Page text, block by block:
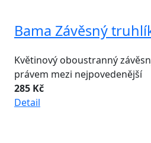
Bama Závěsný
Květinový oboustranný
právem mezi nejpovedenější
285 Kč
Detail